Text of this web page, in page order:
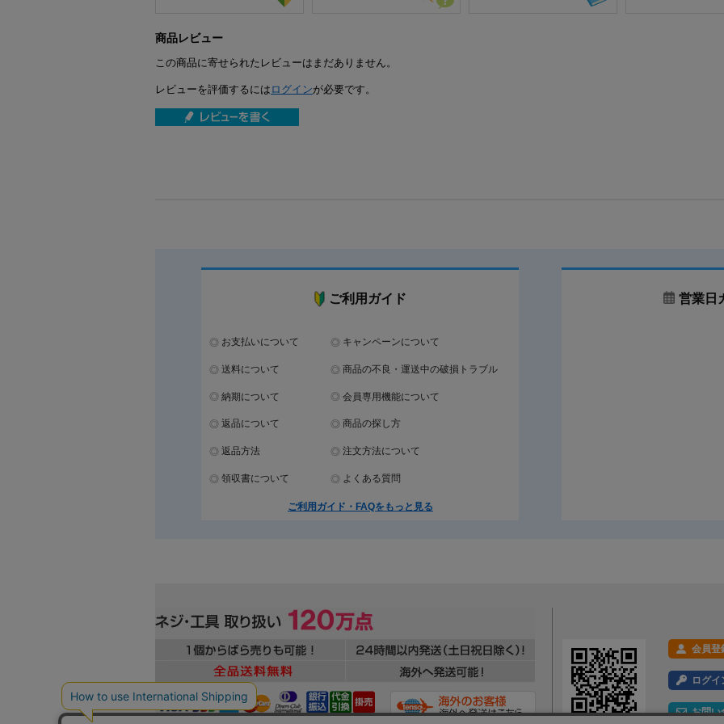
商品レビュー
この商品に寄せられたレビューはまだありません。
レビューを評価するには ログインが必要です。
ご利用ガイド
お支払いについて キャンペーンについて
送料について 商品の不良・運送中の破損トラブル
納期について 会員専用機能について
返品について 商品の探し方
返品方法 注文方法について
領収書について よくある質問
ご利用ガイド・FAQをもっと見る
営業日
会員登
ログイ
お問い